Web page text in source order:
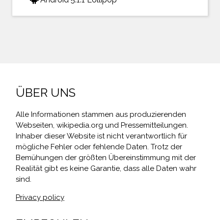
ÜBER UNS
Alle Informationen stammen aus produzierenden
Webseiten, wikipedia.org und Pressemitteilungen.
Inhaber dieser Website ist nicht verantwortlich für
mögliche Fehler oder fehlende Daten. Trotz der
Bemühungen der größten Übereinstimmung mit der
Realität gibt es keine Garantie, dass alle Daten wahr
sind.
Privacy policy